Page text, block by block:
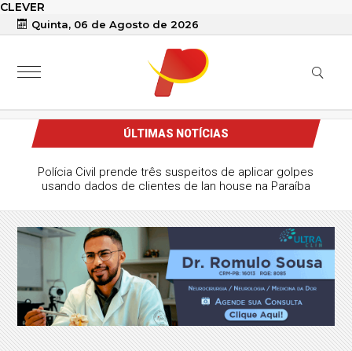
CLEVER
Quinta, 06 de Agosto de 2026
ÚLTIMAS NOTÍCIAS
Polícia Civil prende três suspeitos de aplicar golpes
usando dados de clientes de lan house na Paraíba